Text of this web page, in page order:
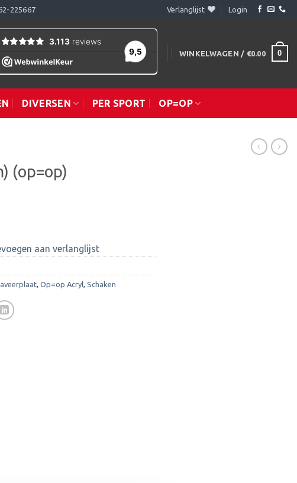
225667 Verlanglijst Login
WINKELWAGEN / €0.00 0
DIVERSEN PER SPORT OP=OP
(op=op)
aan verlanglijst
Op=op Acryl Schaken